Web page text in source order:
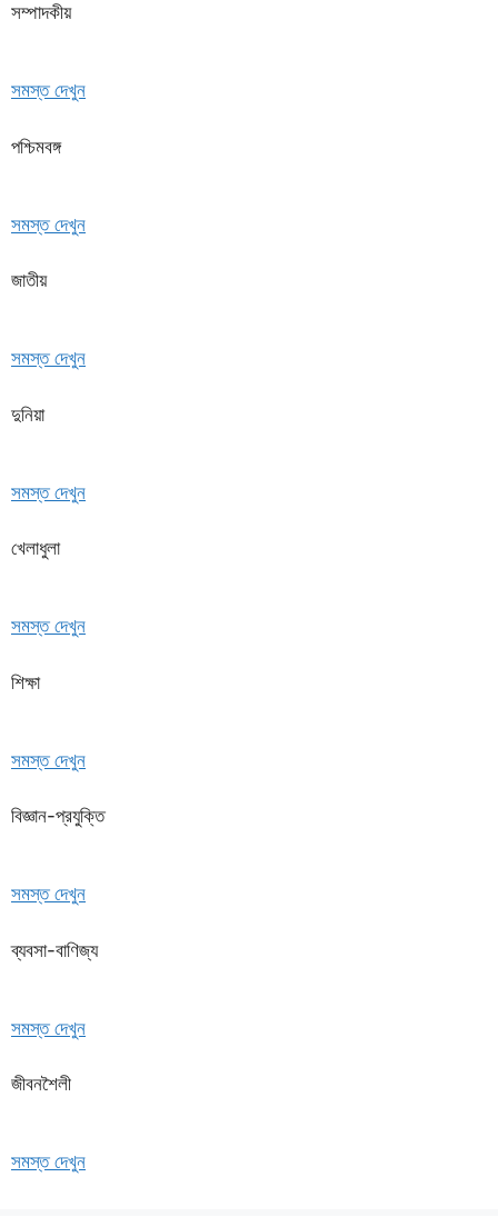
সম্পাদকীয়
সমস্ত দেখুন
পশ্চিমবঙ্গ
সমস্ত দেখুন
জাতীয়
সমস্ত দেখুন
দুনিয়া
সমস্ত দেখুন
খেলাধুলা
সমস্ত দেখুন
শিক্ষা
সমস্ত দেখুন
বিজ্ঞান-প্রযুক্তি
সমস্ত দেখুন
ব্যবসা-বাণিজ্য
সমস্ত দেখুন
জীবনশৈলী
সমস্ত দেখুন